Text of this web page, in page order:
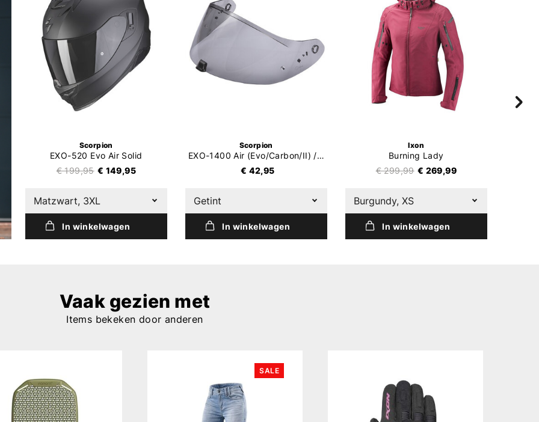
Scorpion
EXO-520 Evo Air Solid
€ 199,95 € 149,95
Matzwart, 3XL
In winkelwagen
Scorpion
EXO-1400 Air (Evo/Carbon/II) / EXO-R1 Air (Evo/Carbon) / EXO-520 Air (Evo) / EXO-391 Vizier
€ 42,95
Getint
In winkelwagen
Ixon
Burning Lady
€ 299,99 € 269,99
Burgundy, XS
In winkelwagen
Vaak gezien met
Items bekeken door anderen
SALE